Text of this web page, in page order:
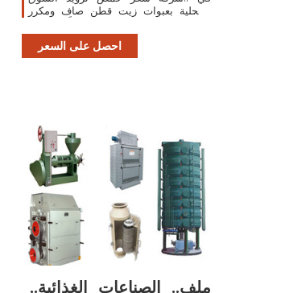
المحلية بعبوات زيت قطن صاف ومكرر
احصل على السعر
ملف.. الصناعات الغذائية..